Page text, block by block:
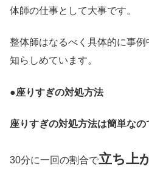
体師の仕事として大事です。
整体師はなるべく具体的に事
知らしめています。
●座りすぎの対処方法
座りすぎの対処方法は簡単なの
30分に一回の割合で立ち上